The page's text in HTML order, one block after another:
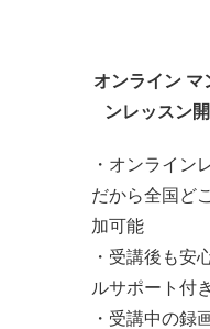
オンライン マ
ンレッスン
・オンライン
だから全国ど
加可能
・受講後も安
ルサポート付き
・受講中の録